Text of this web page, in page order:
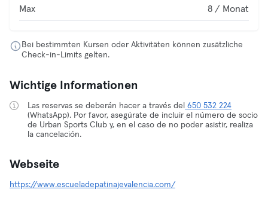
Max 8 / Monat
Bei bestimmten Kursen oder Aktivitäten können zusätzliche
Check-in-Limits gelten.
Wichtige Informationen
Las reservas se deberán hacer a través del 650 532 224
(WhatsApp). Por favor, asegúrate de incluir el número de socio
de Urban Sports Club y, en el caso de no poder asistir, realiza
la cancelación.
Webseite
https://www.escueladepatinajevalencia.com/